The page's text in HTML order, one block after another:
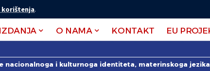
korištenja.
O NAMA KONTAKT EU
nacionalnoga i kulturnoga identiteta, materinskoga